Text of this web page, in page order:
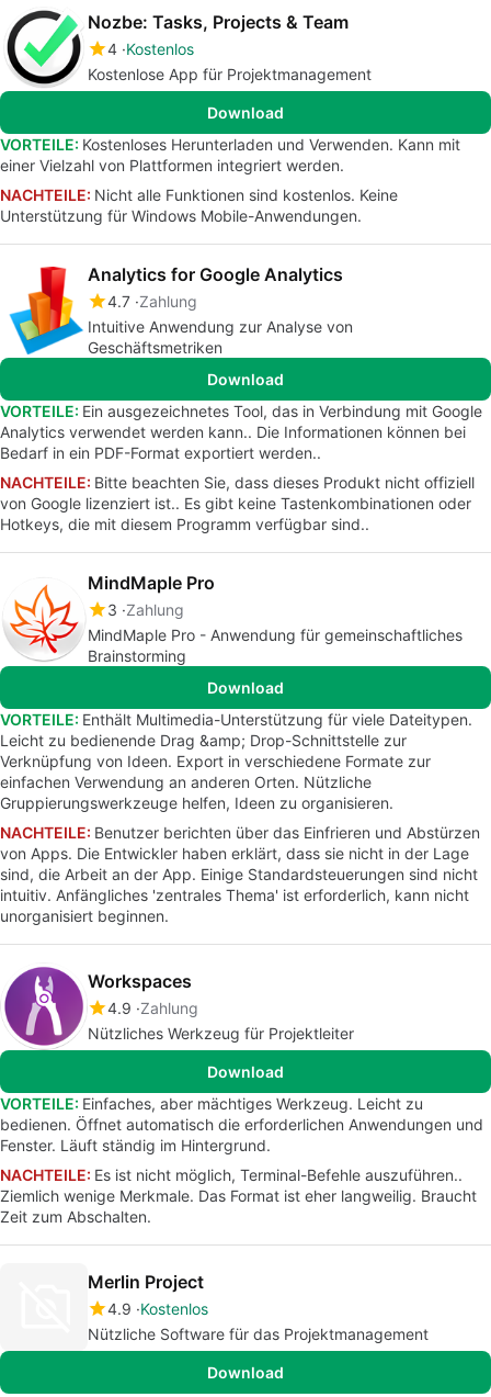
Nozbe: Tasks, Projects & Team
4 Kostenlos
Kostenlose App für Projektmanagement
Download
VORTEILE: Kostenloses Herunterladen und Verwenden. Kann mit
einer Vielzahl von Plattformen integriert werden.
NACHTEILE: Nicht alle Funktionen sind kostenlos. Keine
Unterstützung für Windows Mobile-Anwendungen.
Analytics for Google Analytics
4.7 Zahlung
Intuitive Anwendung zur Analyse von
Geschäftsmetriken
Download
VORTEILE: Ein ausgezeichnetes Tool, das in Verbindung mit Google
Analytics verwendet werden kann.. Die Informationen können bei
Bedarf in ein PDF-Format exportiert werden..
NACHTEILE: Bitte beachten Sie, dass dieses Produkt nicht offiziell
von Google lizenziert ist.. Es gibt keine Tastenkombinationen oder
Hotkeys, die mit diesem Programm verfügbar sind..
MindMaple Pro
3 Zahlung
MindMaple Pro - Anwendung für gemeinschaftliches
Brainstorming
Download
VORTEILE: Enthält Multimedia-Unterstützung für viele Dateitypen.
Leicht zu bedienende Drag &amp; Drop-Schnittstelle zur
Verknüpfung von Ideen. Export in verschiedene Formate zur
einfachen Verwendung an anderen Orten. Nützliche
Gruppierungswerkzeuge helfen, Ideen zu organisieren.
NACHTEILE: Benutzer berichten über das Einfrieren und Abstürzen
von Apps. Die Entwickler haben erklärt, dass sie nicht in der Lage
sind, die Arbeit an der App. Einige Standardsteuerungen sind nicht
intuitiv. Anfängliches 'zentrales Thema' ist erforderlich, kann nicht
unorganisiert beginnen.
Workspaces
4.9 Zahlung
Nützliches Werkzeug für Projektleiter
Download
VORTEILE: Einfaches, aber mächtiges Werkzeug. Leicht zu
bedienen. Öffnet automatisch die erforderlichen Anwendungen und
Fenster. Läuft ständig im Hintergrund.
NACHTEILE: Es ist nicht möglich, Terminal-Befehle auszuführen..
Ziemlich wenige Merkmale. Das Format ist eher langweilig. Braucht
Zeit zum Abschalten.
Merlin Project
4.9 Kostenlos
Nützliche Software für das Projektmanagement
Download